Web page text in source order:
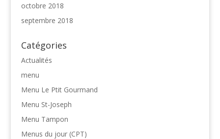
octobre 2018
septembre 2018
Catégories
Actualités
menu
Menu Le Ptit Gourmand
Menu St-Joseph
Menu Tampon
Menus du jour (CPT)